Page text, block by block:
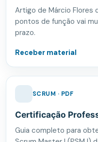
Artigo de Márcio Flores
pontos de função vai
prazo.
Receber material
SCRUM · PDF
Certificação
Guia completo para